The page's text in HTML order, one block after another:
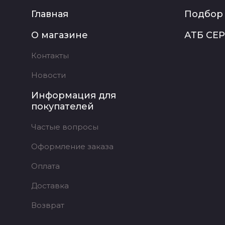
Главная
О магазине
Контакты
Новости
Информация для
покупателей
Частые вопросы
Оформление заказа
Оплата
Доставка
Возврат
Подбор
АТБ